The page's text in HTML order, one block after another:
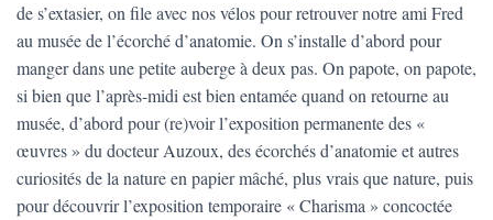
de s’extasier, on file avec nos vélos pour retrouver notre ami Fred
au musée de l’écorché d’anatomie. On s’installe d’abord pour
manger dans une petite auberge à deux pas. On papote, on papote,
si bien que l’après-midi est bien entamée quand on retourne au
musée, d’abord pour (re)voir l’exposition permanente des «
œuvres » du docteur Auzoux, des écorchés d’anatomie et autres
curiosités de la nature en papier mâché, plus vrais que nature, puis
pour découvrir l’exposition temporaire « Charisma » concoctée